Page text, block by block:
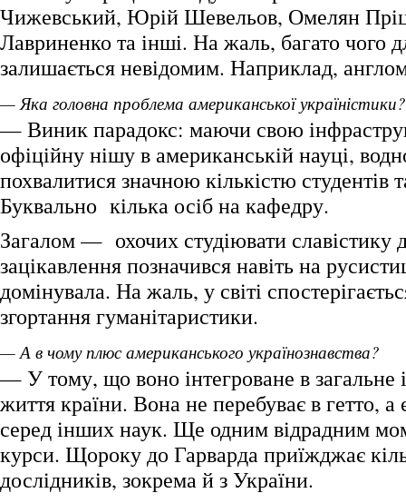
Чижевський, Юрій Шевельов, Омелян
Лавриненко та інші. На жаль, багато чого
залишається невідомим. Наприклад,
— Яка головна проблема американської україністики?
— Виник парадокс: маючи свою
офіційну нішу в американській науці,
похвалитися значною кількістю студентів
Буквально кілька осіб на кафедру.
Загалом — охочих студіювати
зацікавлення позначився навіть на
домінувала. На жаль, у світі
згортання гуманітаристики.
— А в чому плюс американського українознавства?
— У тому, що воно інтегроване в загальне
життя країни. Вона не перебуває в гетто,
серед інших наук. Ще одним відрадним
курси. Щороку до Гарварда приїжджає
дослідників, зокрема й з України.